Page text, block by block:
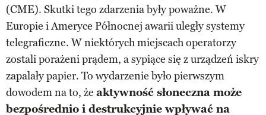
(CME). Skutki tego zdarzenia były poważne. W
Europie i Ameryce Północnej awarii uległy systemy
telegraficzne. W niektórych miejscach operatorzy
zostali porażeni prądem, a sypiące się z urządzeń iskry
zapalały papier. To wydarzenie było pierwszym
dowodem na to, że aktywność słoneczna może
bezpośrednio i destrukcyjnie wpływać na